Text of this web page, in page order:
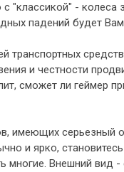
"классикой" - колеса
падений будет
транспортных
и честности
сможет ли геймер
имеющих серьезный
и ярко,
многие. Внешний вид